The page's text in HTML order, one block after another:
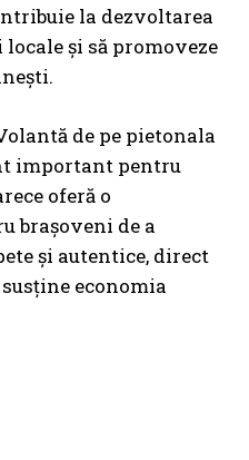
la dezvoltarea
și să promoveze
de pe pietonala
important pentru
oferă o
brașoveni de a
și autentice, direct
economia